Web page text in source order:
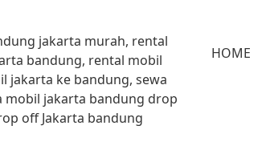
jakarta murah, rental
bandung, rental mobil
jakarta ke bandung, sewa
mobil jakarta bandung drop
off Jakarta bandung
HOME